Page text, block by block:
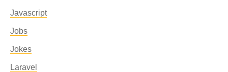
Javascript
Jobs
Jokes
Laravel